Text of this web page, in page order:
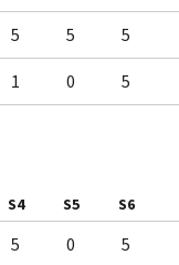
5 5 5
1 0 5
S4 S5 S6
5 0 5